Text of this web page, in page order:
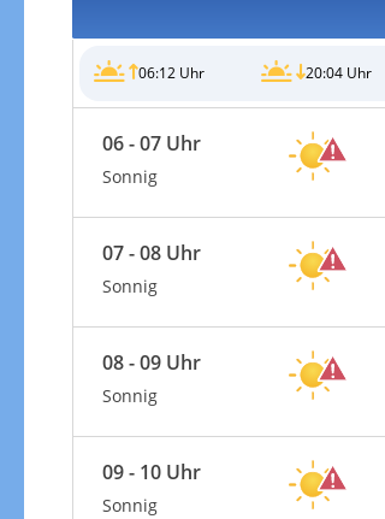
06:12 Uhr 20:04 Uhr
06 - 07 Uhr
Sonnig
07 - 08 Uhr
Sonnig
08 - 09 Uhr
Sonnig
09 - 10 Uhr
Sonnig
Gewitterrisiko
Zur Gewitterrisikokarte